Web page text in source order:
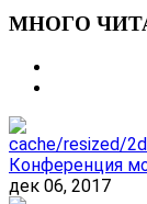
МНОГО
Конференция
дек 06, 2017